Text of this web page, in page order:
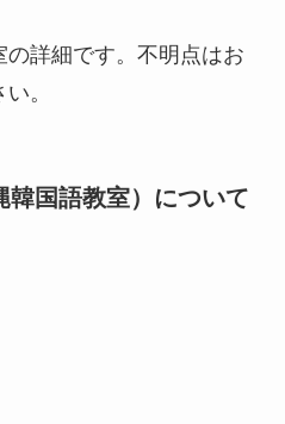
詳細です。不明点はお
。
韓国語教室）について